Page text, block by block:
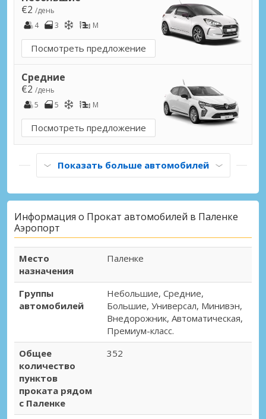
€2 /день
4
3 M
Посмотреть предложение
Средние
€2 /день
5
5 M
Посмотреть предложение
Показать больше автомобилей
Информация о Прокат автомобилей в Паленке
Аэропорт
Место
назначения
Паленке
Группы
автомобилей
Небольшие, Средние,
Большие, Универсал, Минивэн,
Внедорожник, Автоматическая,
Премиум-класс.
Общее
количество
пунктов
проката рядом
с Паленке
352